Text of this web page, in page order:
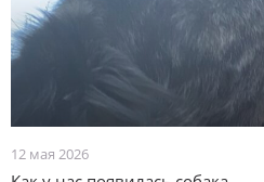
12 мая 2026